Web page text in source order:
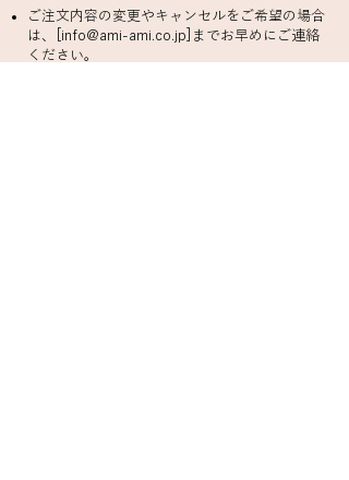
ご注文内容の変更やキャンセルをご希望の場合
は、[ info@ami-ami.co.jp ]までお早めにご連絡
ください。